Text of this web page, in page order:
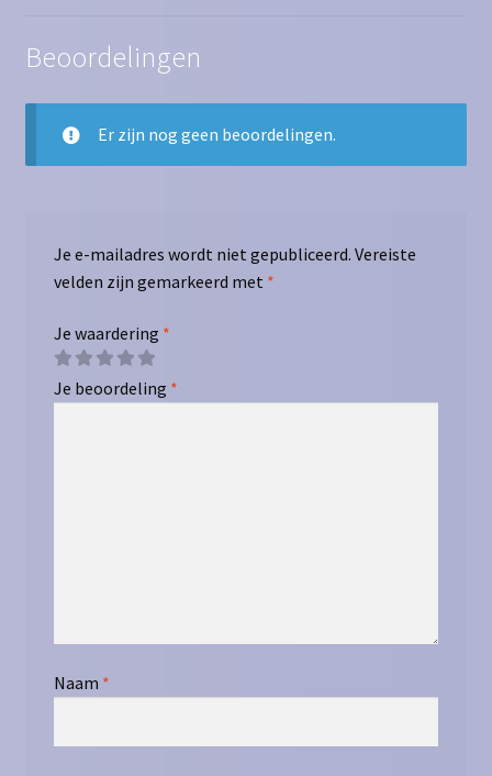
Beoordelingen
Er zijn nog geen beoordelingen.
Je e-mailadres wordt niet gepubliceerd. Vereiste
velden zijn gemarkeerd met *
Je waardering *
Je beoordeling *
Naam *